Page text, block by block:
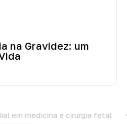
na Gravidez: um
em medicina e cirurgia fetal